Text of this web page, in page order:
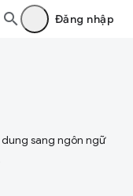
Đăng nhập
sang ngôn ngữ